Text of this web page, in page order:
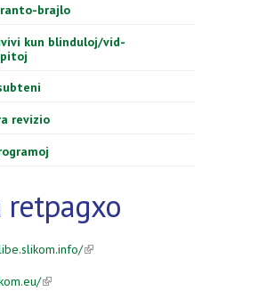
brajlo
kun blinduloj/vid-
revizio
retpagxo
(link is external)
(link is external)